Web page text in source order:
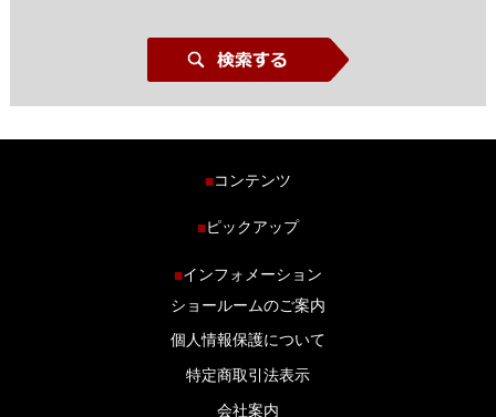
■コンテンツ
商品ラインナップ
ブログ
■ピックアップ
■インフォメーション
ショールームのご案内
個人情報保護について
特定商取引法表示
会社案内